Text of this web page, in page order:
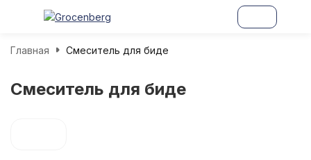
Главная Смеситель для биде
Смеситель для биде